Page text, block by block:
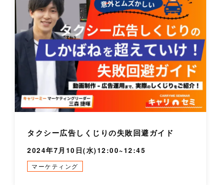
タクシー広告しくじりの失敗回避ガイド
2024年7月10日(水)12:00~12:45
マーケティング